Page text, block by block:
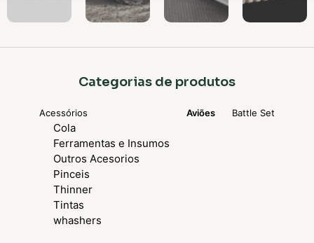
Categorias de produtos
Acessórios
Cola
Ferramentas e Insumos
Outros Acesorios
Pinceis
Thinner
Tintas
whashers
Aviões Battle Set